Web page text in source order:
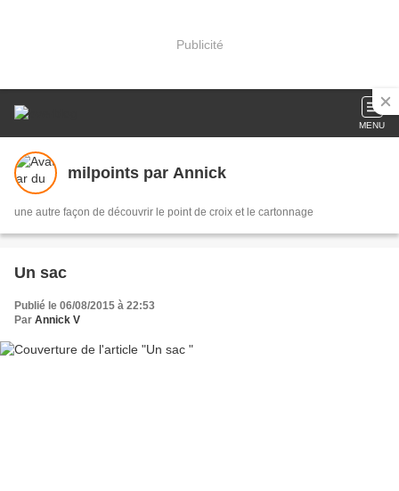
Publicité
MENU
milpoints par Annick
une autre façon de découvrir le point de croix et le cartonnage
Un sac
Publié le 06/08/2015 à 22:53
Par Annick V